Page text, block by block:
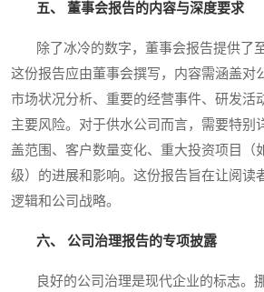
五、 董事会报告的内容与深度要求
除了冰冷的数字，董事会报告提供了至
这份报告应由董事会撰写，内容需涵盖对
市场状况分析、重要的经营事件、研发活
主要风险。对于供水公司而言，需要特别
盖范围、客户数量变化、重大投资项目（
级）的进展和影响。这份报告旨在让阅读
逻辑和公司战略。
六、 公司治理报告的专项披露
良好的公司治理是现代企业的标志。